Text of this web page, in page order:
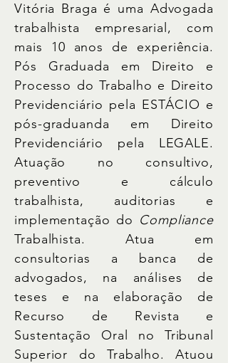
Vitória Braga é uma Advogada
trabalhista empresarial, com
mais 10 anos de experiência.
Pós Graduada em Direito e
Processo do Trabalho e Direito
Previdenciário pela ESTÁCIO e
pós-graduanda em Direito
Previdenciário pela LEGALE.
Atuação no consultivo,
preventivo e cálculo
trabalhista, auditorias e
implementação do Compliance
Trabalhista. Atua em
consultorias a banca de
advogados, na análises de
teses e na elaboração de
Recurso de Revista e
Sustentação Oral no Tribunal
Superior do Trabalho. Atuou